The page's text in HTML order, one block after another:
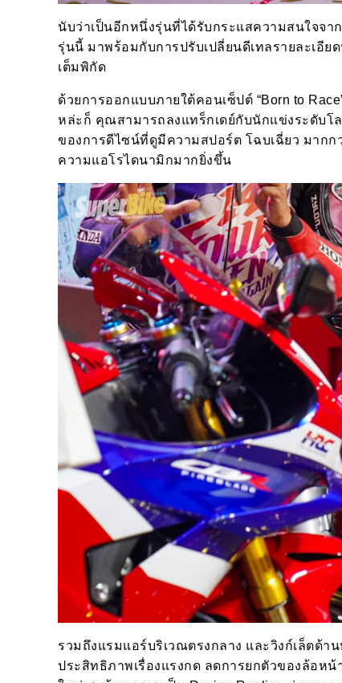
นับว่าเป็นอีกหนึ่งรุ่นที่ได้รับกระแสความสนใจจา
รุ่นนี้ มาพร้อมกับการปรับเปลี่ยนดีเทลรายละเอีย
เต็มพิกัด
ด้วยการออกแบบภายใต้คอนเซ็ปต์ “Born to
หล่ะก็ คุณสามารถลงแทร็กเดย์กับนักแข่งระดับโ
ของการดีไซน์ที่ดูมีความสปอร์ต โฉบเฉี่ยว มาก
ความแอโรไดนามิกมากยิ่งขึ้น
รวมถึงแรมแอร์บริเวณตรงกลาง และวิงก์เล็ตด้
ประสิทธิภาพเรื่องแรงกด ลดการยกตัวของล้อหน้